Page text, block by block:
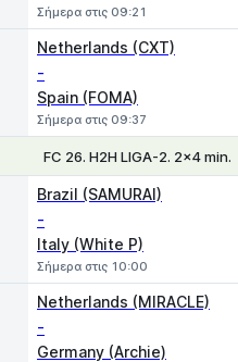
Σήμερα στις 09:21
Netherlands (CXT)
-
Spain (FOMA)
Σήμερα στις 09:37
FC 26. H2H LIGA-2. 2x4 min.
Brazil (SAMURAI)
-
Italy (White P)
Σήμερα στις 10:00
Netherlands (MIRACLE)
-
Germany (Archie)